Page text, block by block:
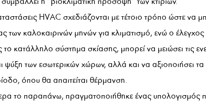
HVAC σχεδιάζονται με τέτοιο τρόπο ώστε να
των καλοκαιρινών μηνών για κλιματισμό, ενώ ο
κατάλληλο σύστημα σκίασης, μπορεί να μειώσει τις
ψύξη των εσωτερικών χώρων, αλλά και να αξιοποιήσει
όπου θα απαιτείται θέρμανση.
το παραπάνω, πραγματοποιήθηκε ένας